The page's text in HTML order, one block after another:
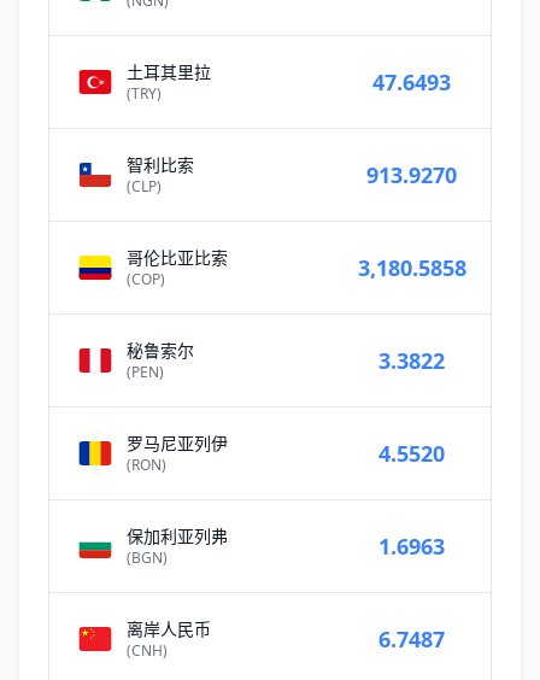
土耳其里拉
(TRY) 47.6493
智利比索
(CLP) 913.9270
哥伦比亚比索
(COP) 3,180.5858
秘鲁索尔
(PEN) 3.3822
罗马尼亚列伊
(RON) 4.5520
保加利亚列弗
(BGN) 1.6963
离岸人民币
(CNH) 6.7487